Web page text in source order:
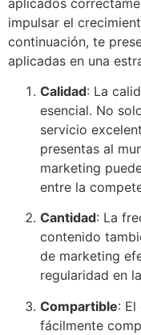
impulsar el
continuación, te
aplicadas en una
Calidad: La
esencial. No
servicio
presentas al
marketing
entre la
Cantidad: La
contenido
de marketing
regularidad en
Compartible:
fácilmente